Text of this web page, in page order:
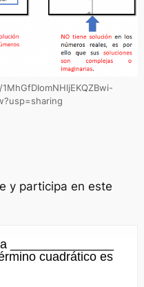
y participa en este